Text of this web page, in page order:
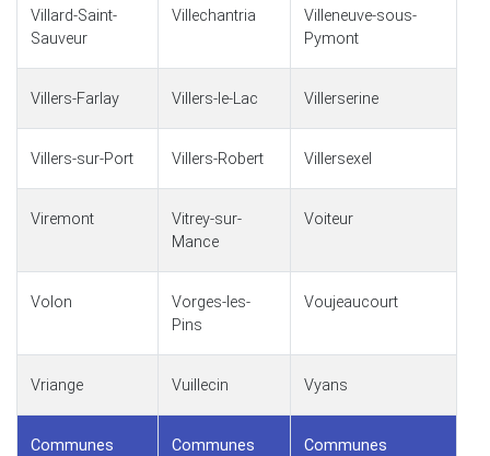
Villard-Saint-
Sauveur
Villechantria
Villeneuve-sous-
Pymont
Villers-Farlay Villers-le-Lac Villerserine
Villers-sur-Port Villers-Robert Villersexel
Viremont
Vitrey-sur-
Mance
Voiteur
Volon
Vorges-les-
Pins
Voujeaucourt
Vriange Vuillecin Vyans
Communes Communes Communes